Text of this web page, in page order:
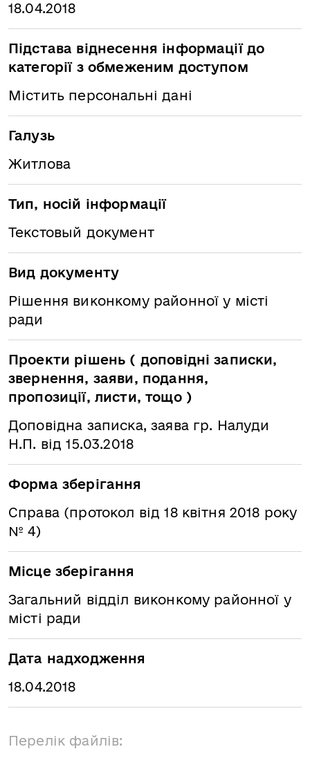
18.04.2018
Підстава віднесення інформації до
категорії з обмеженим доступом
Містить персональні дані
Галузь
Житлова
Тип, носій інформації
Текстовый документ
Вид документу
Рішення виконкому районної у місті
ради
Проекти рішень ( доповідні записки,
звернення, заяви, подання,
пропозиції, листи, тощо )
Доповідна записка, заява гр. Налуди
Н.П. від 15.03.2018
Форма зберігання
Справа (протокол від 18 квітня 2018 року
№ 4)
Місце зберігання
Загальний відділ виконкому районної у
місті ради
Дата надходження
18.04.2018
Перелік файлів: